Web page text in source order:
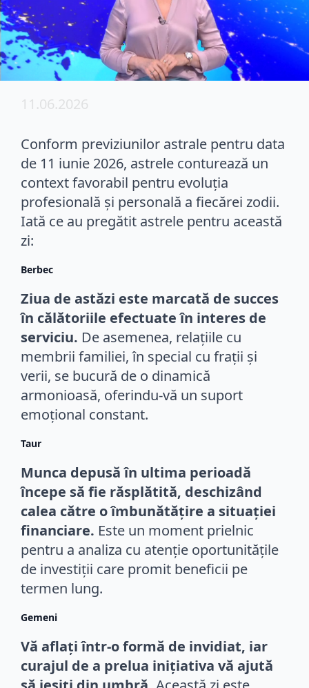
11.06.2026
Conform previziunilor astrale pentru data
de 11 iunie 2026, astrele conturează un
context favorabil pentru evoluția
profesională și personală a fiecărei zodii.
Iată ce au pregătit astrele pentru această
zi:
Berbec
Ziua de astăzi este marcată de succes
în călătoriile efectuate în interes de
serviciu. De asemenea, relațiile cu
membrii familiei, în special cu frații și
verii, se bucură de o dinamică
armonioasă, oferindu-vă un suport
emoțional constant.
Taur
Munca depusă în ultima perioadă
începe să fie răsplătită, deschizând
calea către o îmbunătățire a situației
financiare. Este un moment prielnic
pentru a analiza cu atenție oportunitățile
de investiții care promit beneficii pe
termen lung.
Gemeni
Vă aflați într-o formă de invidiat, iar
curajul de a prelua inițiativa vă ajută